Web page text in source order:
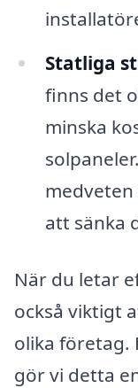
Statliga
finns det
minska
att sänka
När du letar
också viktigt
olika företag.
gör vi detta